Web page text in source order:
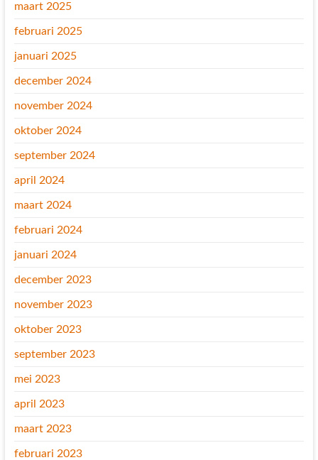
maart 2025
februari 2025
januari 2025
december 2024
november 2024
oktober 2024
september 2024
april 2024
maart 2024
februari 2024
januari 2024
december 2023
november 2023
oktober 2023
september 2023
mei 2023
april 2023
maart 2023
februari 2023